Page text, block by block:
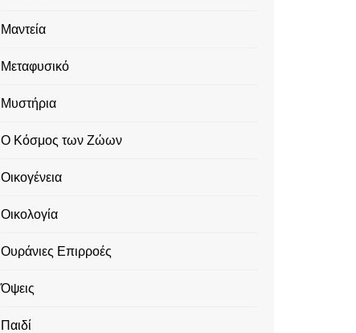
Μαντεία
Μεταφυσικό
Μυστήρια
Ο Κόσμος των Ζώων
Οικογένεια
Οικολογία
Ουράνιες Επιρροές
Όψεις
Παιδί